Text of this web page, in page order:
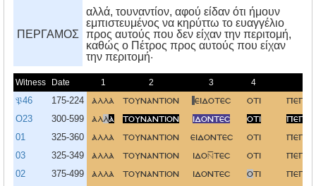
ΠΕΡΓΑΜΟΣ
αλλά, τουναντίον, αφού είδαν ότι ήμουν
εμπιστευμένος να κηρύττω το ευαγγέλιο
προς αυτούς που δεν είχαν την περιτομή,
καθώς ο Πέτρος προς αυτούς που είχαν
την περιτομή·
Witness Date 1 2 3 4
𝔓46 175-224 αλλα τουναντιον ειδοτεσ οτι
O23 300-599 αλλα τουναντιον ιδοντεσ οτι
01 325-360 αλλα τουναντιον ειδοντεσ οτι
03 325-349 αλλα τουναντιον ιδοτεσ οτι
02 375-499 αλλα τουναντιον ιδοντεσ οτι